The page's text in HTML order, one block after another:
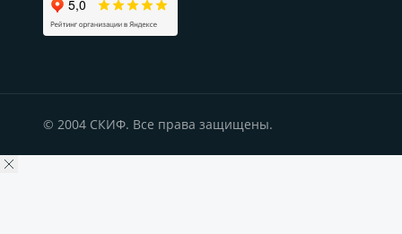
© 2004 СКИФ. Все права защищены.